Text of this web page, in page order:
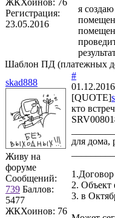
Регистрация:
23.05.2016
я
Шаблон ПД (платежных
skad888
Живу на
форуме
Сообщений:
739 Баллов:
5477
ЖКХоинов: 76
#
[QUOTE]
кто
для дома,
1.Договор
2. Объект
3. в